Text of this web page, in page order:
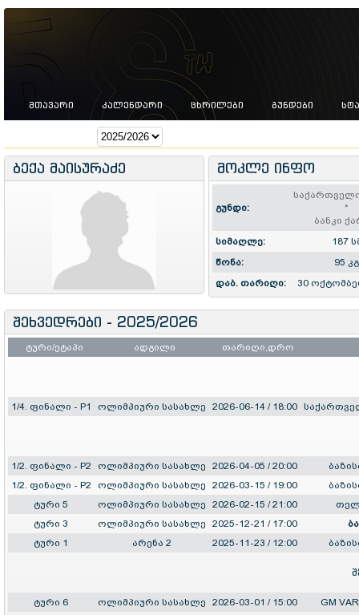
ᲛᲗᲐᲕᲐᲠᲘ ᲙᲐᲚᲔᲜᲓᲐᲠᲘ ᲪᲮᲠᲘᲚᲔᲑᲘ ᲒᲣᲜᲓᲔᲑᲘ
ბექა მაისურაძე მოკლე ინფო
გუნდი:
*
ბანკი
სიმაღლე:
187
წონა:
95 კგ
დაბ. თარიღი:
30
შეხვედრები - 2025/2026
ტური/ეტაპი ადგილი თარიღი,დრო
1/4. ფინალი - P1 ოლიმპიური სასახლე 2026-06-14 / 18:00
1/2. ფინალი - P2 ოლიმპიური სასახლე 2026-04-05 / 20:00
1/2. ფინალი - P2
ოლიმპიური სასახლე 2026-03-15 / 19:00
ტური 5
ოლიმპიური სასახლე 2026-02-15 / 21:00
ტური 3
ოლიმპიური სასახლე 2025-12-21 / 17:00
ტური 1
არენა 2 2025-11-23 / 12:00
ტური 6 ოლიმპიური სასახლე 2026-03-01 / 15:00
GM